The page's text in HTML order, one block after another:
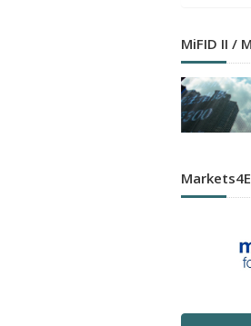
MiFID II /